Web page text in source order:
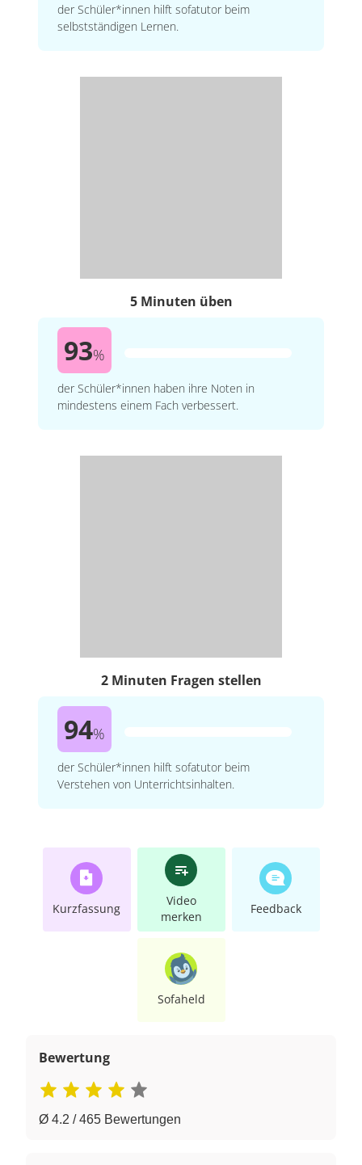
der Schüler*innen hilft sofatutor beim
selbstständigen Lernen.
5 Minuten üben
93%
der Schüler*innen haben ihre Noten in
mindestens einem Fach verbessert.
2 Minuten Fragen stellen
94%
der Schüler*innen hilft sofatutor beim
Verstehen von Unterrichtsinhalten.
Kurzfassung
Video
merken
Feedback
Sofaheld
Bewertung
Ø 4.2 / 465 Bewertungen